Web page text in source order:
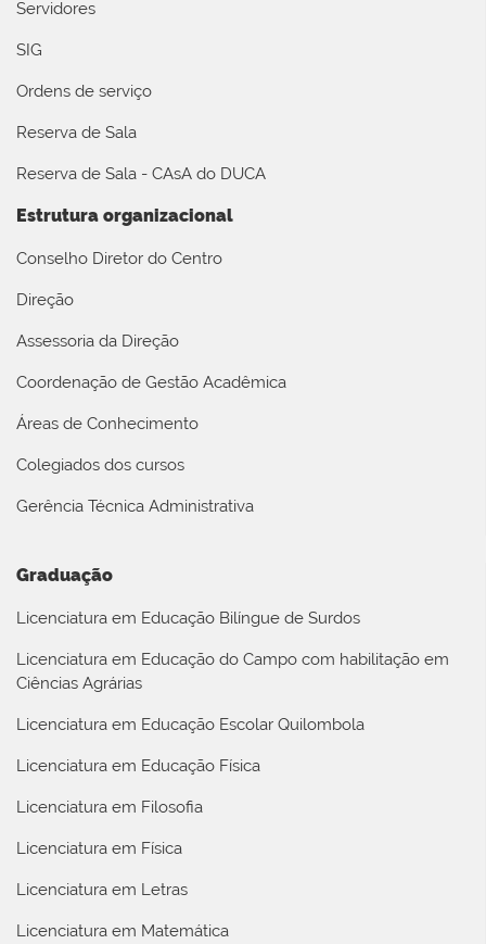
Servidores
SIG
Ordens de serviço
Reserva de Sala
Reserva de Sala - CAsA do DUCA
Estrutura organizacional
Conselho Diretor do Centro
Direção
Assessoria da Direção
Coordenação de Gestão Acadêmica
Áreas de Conhecimento
Colegiados dos cursos
Gerência Técnica Administrativa
Graduação
Licenciatura em Educação Bilíngue de Surdos
Licenciatura em Educação do Campo com habilitação em
Ciências Agrárias
Licenciatura em Educação Escolar Quilombola
Licenciatura em Educação Física
Licenciatura em Filosofia
Licenciatura em Física
Licenciatura em Letras
Licenciatura em Matemática